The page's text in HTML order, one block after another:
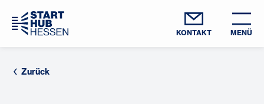
KONTAKT MENÜ
Zurück